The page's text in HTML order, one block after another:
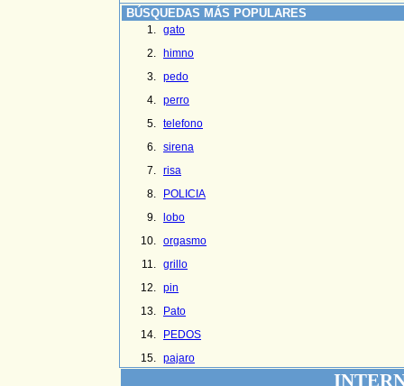
BÚSQUEDAS MÁS POPULARES
gato
himno
pedo
perro
telefono
sirena
risa
POLICIA
lobo
orgasmo
grillo
pin
Pato
PEDOS
pajaro